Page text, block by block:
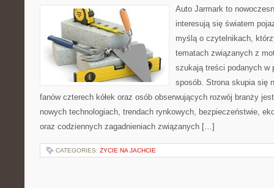
Auto Jarmark to
interesują się światem
myślą o czytelnikach,
tematach związanych z
szukają treści podanych w
sposób. Strona skupia się
fanów czterech kółek oraz osób obserwujących rozwój branży
nowych technologiach, trendach rynkowych, bezpieczeństwie,
oraz codziennych zagadnieniach związanych […]
CATEGORIES: ŻYCIE NA JACHCIE